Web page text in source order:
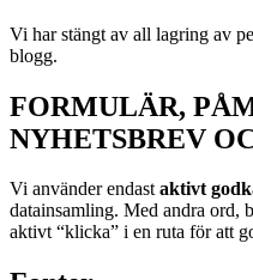
Vi har stängt av all lagring av
blogg.
FORMULÄR,
NYHETSBREV
Vi använder endastaktivt
datainsamling. Med andra ord,
aktivt “klicka” i en ruta för att